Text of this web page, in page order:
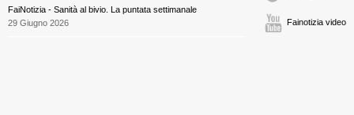
FaiNotizia - Sanità al bivio. La puntata settimanale
29 Giugno 2026
Fainotizia video